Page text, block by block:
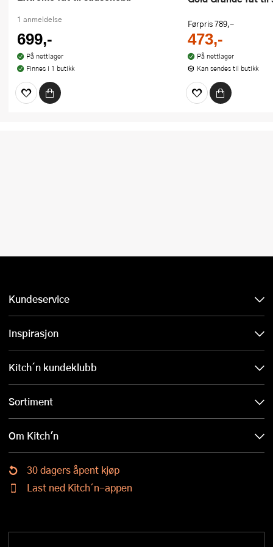
1 anmeldelse
699,-
På nettlager
Finnes i 1 butikk
Førpris789,-
473,-
På nettlager
Kan sendes til butikk
Kundeservice
Inspirasjon
Kitch´n kundeklubb
Sortiment
Om Kitch'n
30 dagers åpent kjøp
Last ned Kitch´n-appen